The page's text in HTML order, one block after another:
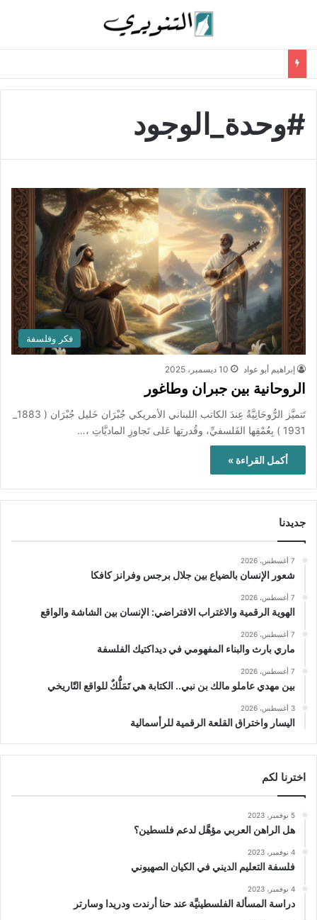
#وحدة_الوجود
فكر وفلسفة
إبراهيم أبو عواد 10 ديسمبر، 2025
الروحانية بين جبران وطاغور
1931 ) بِعُمْقِها الفَلسفيِّ، وقُدرتِها عَلى تَجاوزِ الماديَّاتِ ،…
أكمل القراءة »
جديدنا
7 أغسطس، 2026
شعور الإنسان بالضياع بين جلال برجس وفرانز كافكا
7 أغسطس، 2026
الهوية الرقمية والاغتراب الافتراضي: الإنسان بين الشاشة والواقع
7 أغسطس، 2026
ماري بارث والبناء المفهومي في ديداكتيك الفلسفة
7 أغسطس، 2026
بين مهدي عاملو مالك بن نبي.. الكتابة هي تَمَلُّكٌ للواقع التّاريخي
3 أغسطس، 2026
اليسار واختراق القلعة الرقمية للرأسمالية
اخترنا لكم
5 نوفمبر، 2023
هل الراهن العربي مؤهَّل لدعم فلسطين؟
4 نوفمبر، 2023
فلسفة التعليم الديني في الكيان الصهيوني
4 نوفمبر، 2023
دراسة المسألة الفلسطينيَّة عند حنا أرندت ودريدا وسارتر